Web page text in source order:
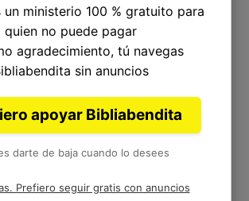
por Jonatán llevara a la
haber temido las consecuencias
salía mal en una acción como
claro es que el carácter de
como excepcional, y la
un ministerio 100 % gratuito para
quien no puede pagar
agradecimiento, tú navegas
sin anuncios
apoyar Bibliabendita
darte de baja cuando lo desees
Prefiero seguir gratis con anuncios